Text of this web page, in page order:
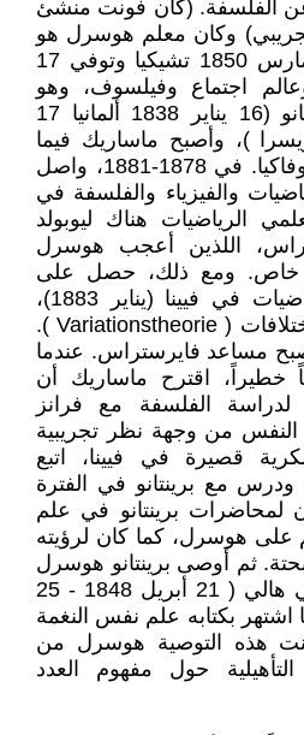
الفلسفة. (كان فونت منشئ
وكان معلم هوسرل هو
توماس ماساريك ولد 7 مارس 1850 تشيكيا وتوفي 17
سياسي وعالم اجتماع وفيلسوف، وهو
طالب سابق لفرانز برينتانو (16 يناير 1838 ألمانيا 17
سويسرا )، وأصبح ماساريك فيما
بعد أول رئيس لتشيكوسلوفاكيا. في 1878-1881، واصل
والفيزياء والفلسفة في
الرياضيات هناك ليوبولد
اللذين أعجب هوسرل
خاص. ومع ذلك، حصل على
درجة الدكتوراه في الرياضيات في فيينا (يناير 1883)،
بأطروحته حول نظرية الاختلافات ( Variationstheorie ).
مساعد فايرستراس. عندما
اقترح ماساريك أن
الفلسفة مع فرانز
النفس من وجهة نظر تجريبية
قصيرة في فيينا، اتبع
مع برينتانو في الفترة
إلى 1886. كان لمحاضرات برينتانو في علم
على هوسرل، كما كان لرؤيته
ثم أوصى برينتانو هوسرل
لتلميذه كارل شتومبف في هالي ( 21 أبريل 1848 - 25
ربما اشتهر بكتابه علم نفس النغمة
1883/90). مكنت هذه التوصية هوسرل من
حول مفهوم العدد